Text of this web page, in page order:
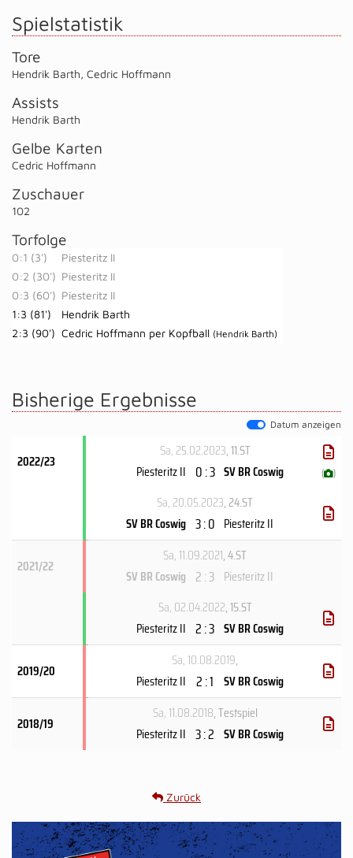
Spielstatistik
Tore
Hendrik Barth, Cedric Hoffmann
Assists
Hendrik Barth
Gelbe Karten
Cedric Hoffmann
Zuschauer
102
Torfolge
0:1 (3')
Piesteritz II
0:2 (30') Piesteritz II
0:3 (60') Piesteritz II
1:3 (81')
Hendrik Barth
2:3 (90') Cedric Hoffmann per Kopfball (Hendrik Barth)
Bisherige Ergebnisse
Datum anzeigen
2022/23
Sa, 25.02.2023, 11.ST
Piesteritz II 0 : 3 SV BR Coswig ( )
Sa, 20.05.2023, 24.ST
SV BR Coswig 3 : 0 Piesteritz II
2021/22
Sa, 11.09.2021, 4.ST
SV BR Coswig 2 : 3 Piesteritz II
Sa, 02.04.2022, 15.ST
Piesteritz II 2 : 3 SV BR Coswig
2019/20
Sa, 10.08.2019,
Piesteritz II 2 : 1 SV BR Coswig
2018/19
Sa, 11.08.2018, Testspiel
Piesteritz II 3 : 2 SV BR Coswig
Zurück